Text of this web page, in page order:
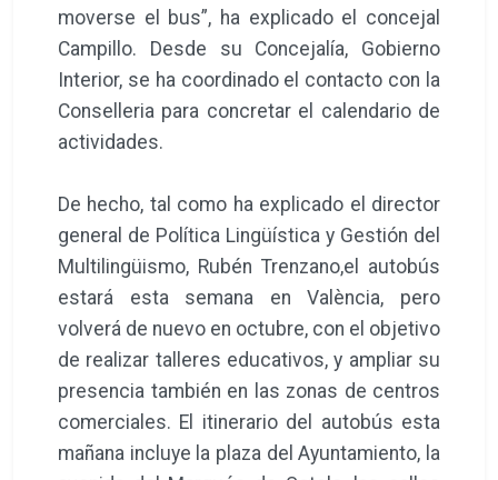
moverse el bus”, ha explicado el concejal
Campillo. Desde su Concejalía, Gobierno
Interior, se ha coordinado el contacto con la
Conselleria para concretar el calendario de
actividades.
De hecho, tal como ha explicado el director
general de Política Lingüística y Gestión del
Multilingüismo, Rubén Trenzano,el autobús
estará esta semana en València, pero
volverá de nuevo en octubre, con el objetivo
de realizar talleres educativos, y ampliar su
presencia también en las zonas de centros
comerciales. El itinerario del autobús esta
mañana incluye la plaza del Ayuntamiento, la